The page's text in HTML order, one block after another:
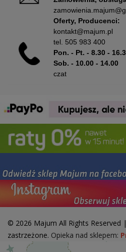
Oferty, Producenci:
kontakt@majum.pl
tel. 505 983 400
Pon. - Pt. - 8.30 -
Sob. - 10.00 - 14.00
czat
© 2026 Majum All Rights Reserved
zastrzeżone. Opieka nad sklepem: